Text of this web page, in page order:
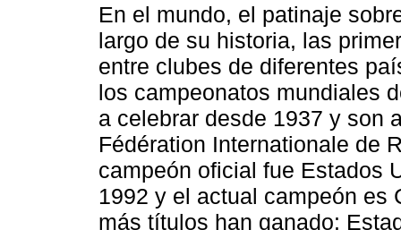
En el mundo, el patinaje
largo de su historia, las
entre clubes de diferentes
los campeonatos mundiales
a celebrar desde 1937 y son
Fédération Internationale de
campeón oficial fue Estados
1992 y el actual campeón es
más títulos han ganado: